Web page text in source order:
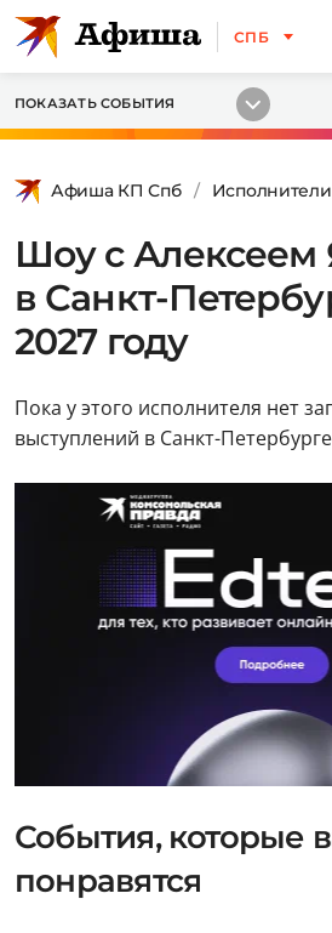
СПБ
ПОКАЗАТЬ СОБЫТИЯ
Афиша КП Спб Исполнители
Шоу с Алексеем
в Санкт-
2027 году
Пока у этого исполнителя нет
выступлений в Санкт-Петербурге
События, которые
понравятся